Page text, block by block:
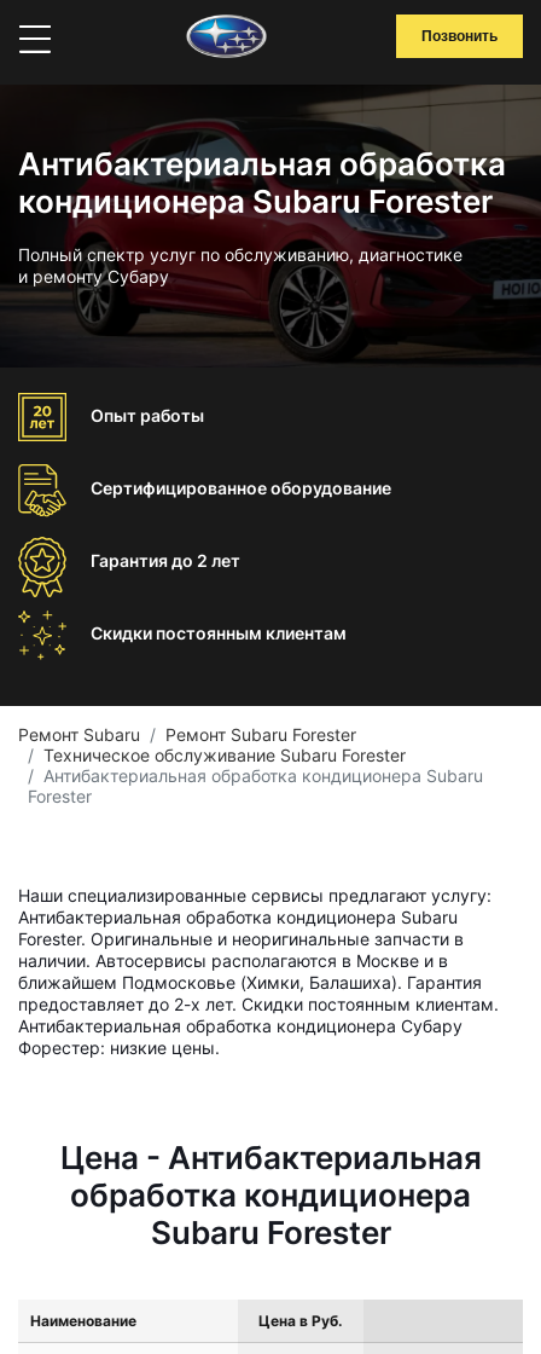
Позвонить
Антибактериальная обработка
кондиционера Subaru Forester
Полный спектр услуг по обслуживанию, диагностике
и ремонту Субару
Опыт работы
Сертифицированноеоборудование
Гарантиядо 2 лет
Скидки постоянным клиентам
Ремонт Subaru
Ремонт Subaru Forester
Техническое обслуживание Subaru Forester
Антибактериальная обработка кондиционера Subaru
Forester
Наши специализированные сервисы предлагают услугу:
Антибактериальная обработка кондиционера Subaru
Forester. Оригинальные и неоригинальные запчасти в
наличии. Автосервисы располагаются в Москве и в
ближайшем Подмосковье (Химки, Балашиха). Гарантия
предоставляет до 2-х лет. Скидки постоянным клиентам.
Антибактериальная обработка кондиционера Субару
Форестер: низкие цены.
Цена - Антибактериальная
обработка кондиционера
Subaru Forester
Наименование Цена в Руб.